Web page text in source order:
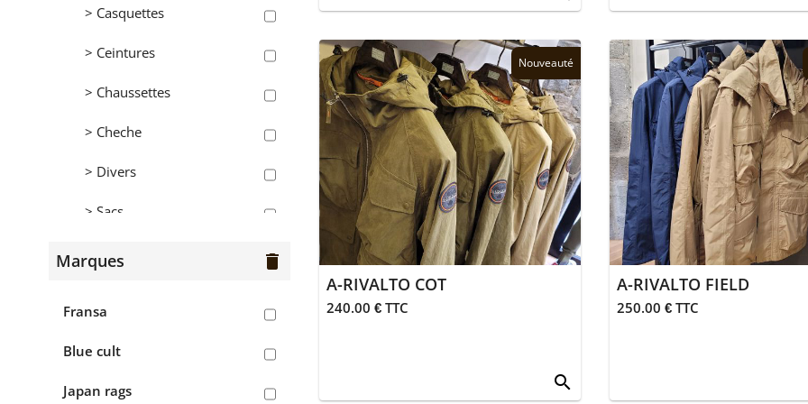
Femmes
> Jean's
> Pantalons
> Casquettes
> Ceintures
> Chaussettes
> Cheche
> Divers
> Sacs
Hommes
Marques delete
Fransa
Blue cult
Japan rags
Nouveauté
A-RIVALTO COT
240.00 € TTC
search
A-RIVALTO FIELD
250.00 € TTC